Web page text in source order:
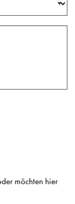
möchten hier